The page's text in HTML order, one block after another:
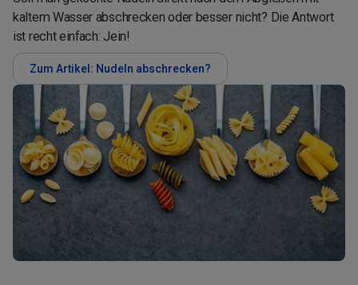
kaltem Wasser abschrecken oder besser nicht? Die Antwort
ist recht einfach: Jein!
Zum Artikel: Nudeln abschrecken?